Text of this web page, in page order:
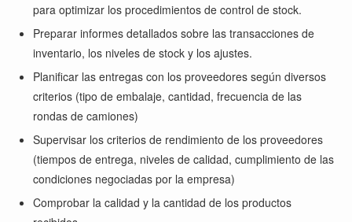
para optimizar los procedimientos de control de stock.
Preparar informes detallados sobre las transacciones de
inventario, los niveles de stock y los ajustes.
Planificar las entregas con los proveedores según diversos
criterios (tipo de embalaje, cantidad, frecuencia de las
rondas de camiones)
Supervisar los criterios de rendimiento de los proveedores
(tiempos de entrega, niveles de calidad, cumplimiento de las
condiciones negociadas por la empresa)
Comprobar la calidad y la cantidad de los productos